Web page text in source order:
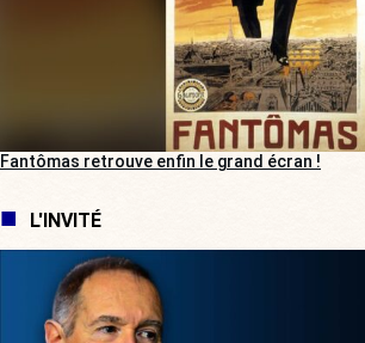
Fantômas retrouve enfin le grand écran !
L'INVITÉ